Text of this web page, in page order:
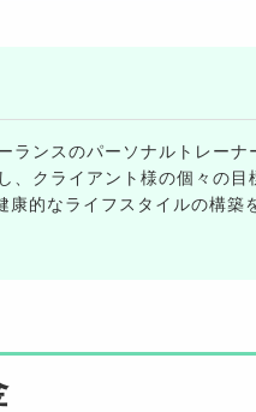
ンスのパーソナルトレーナ
クライアント様の個々の目
的なライフスタイルの構築